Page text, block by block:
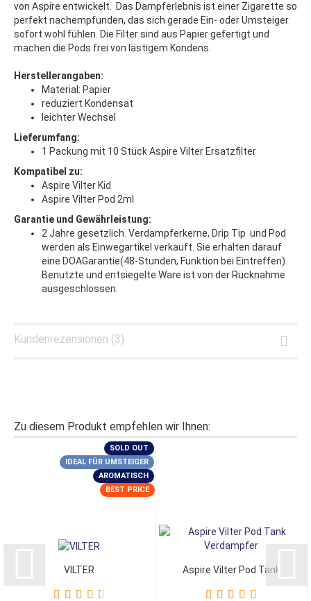
von Aspire entwickelt. Das Dampferlebnis ist einer Zigarette so
perfekt nachempfunden, das sich gerade Ein- oder Umsteiger
sofort wohl fühlen. Die Filter sind aus Papier gefertigt und
machen die Pods frei von lästigem Kondens.
Herstellerangaben:
Material: Papier
reduziert Kondensat
leichter Wechsel
Lieferumfang:
1 Packung mit 10 Stück Aspire Vilter Ersatzfilter
Kompatibel zu:
Aspire Vilter Kid
Aspire Vilter Pod 2ml
Garantie und Gewährleistung:
2 Jahre gesetzlich. Verdampferkerne, Drip Tip und Pod
werden als Einwegartikel verkauft. Sie erhalten darauf
eine DOAGarantie(48-Stunden, Funktion bei Eintreffen).
Benutzte und entsiegelte Ware ist von der Rücknahme
ausgeschlossen.
Kundenrezensionen (3)
Zu diesem Produkt empfehlen wir Ihnen:
SOLD OUT
IDEAL FÜR UMSTEIGER
AROMATISCH
BEST PRICE
VILTER
Aspire Vilter Pod Tank